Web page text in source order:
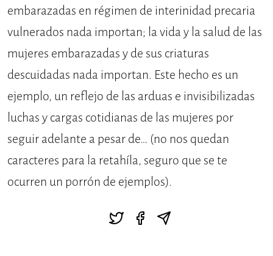
embarazadas en régimen de interinidad precaria
vulnerados nada importan; la vida y la salud de las
mujeres embarazadas y de sus criaturas
descuidadas nada importan. Este hecho es un
ejemplo, un reflejo de las arduas e invisibilizadas
luchas y cargas cotidianas de las mujeres por
seguir adelante a pesar de… (no nos quedan
caracteres para la retahíla, seguro que se te
ocurren un porrón de ejemplos).